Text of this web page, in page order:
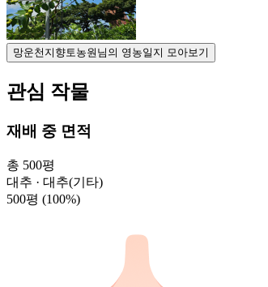
망운천지향토농원님의 영농일지 모아보기
관심 작물
재배 중 면적
총 500평
대추 · 대추(기타)
500평 (100%)